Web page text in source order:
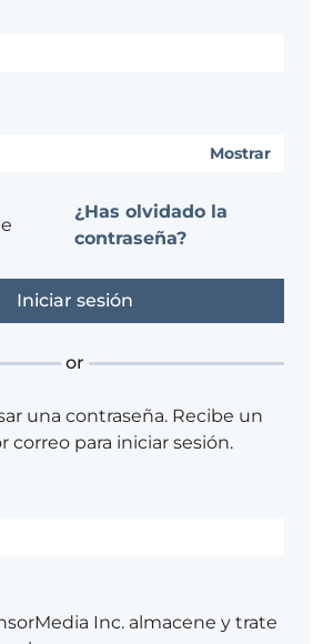
Mostrar
¿Has olvidado la
contraseña?
or
una contraseña. Recibe un
correo para iniciar sesión.
Inc. almacene y trate